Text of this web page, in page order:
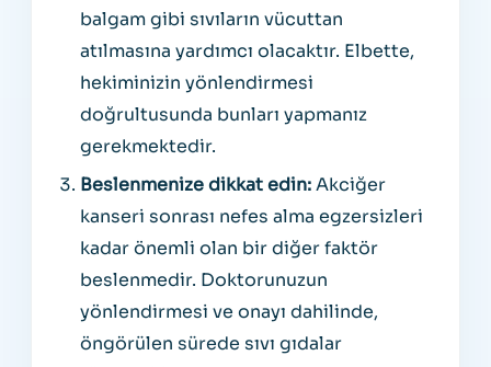
balgam gibi sıvıların vücuttan
atılmasına yardımcı olacaktır. Elbette,
hekiminizin yönlendirmesi
doğrultusunda bunları yapmanız
gerekmektedir.
Beslenmenize dikkat edin:Akciğer
kanseri sonrası nefes alma egzersizleri
kadar önemli olan bir diğer faktör
beslenmedir. Doktorunuzun
yönlendirmesi ve onayı dahilinde,
öngörülen sürede sıvı gıdalar